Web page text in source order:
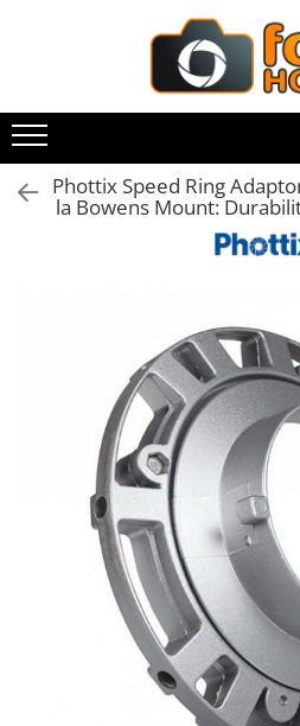
Aparate Foto
Aparate Foto Mirrorless
Aparate Foto DSLR
Obiective foto si accesorii
Obiective Mirorless
Obiective DSLR
Huse si tocuri protectie obiective
Obiective Cinematice
Parasolare
Teleconvertoare
Adaptoare montura / baioneta
Capace obiectiv si camera
Phottix Speed Ring
la Bowens Mount: